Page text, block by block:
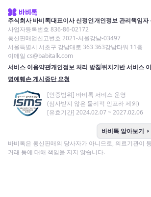
주식회사 바비톡대표이사 신정인개인정보 관리책임자
사업자등록번호 836-86-02172
통신판매업신고번호 2021-서울강남-03497
서울특별시 서초구 강남대로 363 363강남타워 11층
이메일 cs@babitalk.com
서비스 이용약관개인정보 처리 방침위치기반 서비스
명예훼손 게시중단 요청
[인증범위] 바비톡 서비스 운영
(심사받지 않은 물리적 인프라 제외)
[유효기간] 2024.02.07 ~ 2027.02.06
바비톡 알아보기 arrow_right
바비톡은 통신판매의 당사자가 아니므로, 의료기관이
거래 등에 대해 책임을 지지 않습니다.